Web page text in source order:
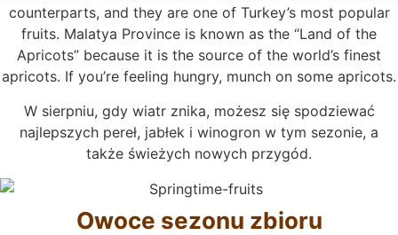
counterparts, and they are one of Turkey’s most popular
fruits. Malatya Province is known as the “Land of the
Apricots” because it is the source of the world’s finest
apricots. If you’re feeling hungry, munch on some apricots.
W sierpniu, gdy wiatr znika, możesz się spodziewać
najlepszych pereł, jabłek i winogron w tym sezonie, a
także świeżych nowych przygód.
Owoce sezonu zbioru